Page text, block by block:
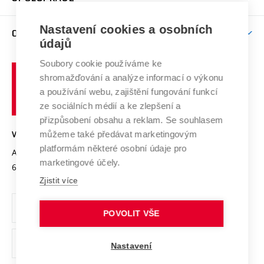
Brno
E-přihláška
Závěrečné práce
Doktorské studium
Studium bez bariér
Podpora podnikání
Mezinárodní vědecká rada
Systém zajišťování kvality výzkumu
Výzkumné infrastruktury
Transfer znalostí
Open Science
Projekty
Projekty ze strukturálních fondů
Specifický výzkum
Zahraniční spolupráce
Spolupráce se školami
Služby univerzity
Mezinárodní dohody
Univerzitní sítě
O UNIVERZITĚ
Profil univerzity
Udržitelná univerzita
Podnikavá univerzita / ContriBUTe
Bezpečná univerzita
Vyznamenání
Organizační struktura
Ochrana osobních údajů
odkaz)
učení
technické
VYSOKÉ UČENÍ TECHNICKÉ V BRNĚ
Antonínská 548/1
602 00 Brno
www.vut.cz
vut@vutbr.cz
Nastavení cookies a osobních
údajů
Soubory cookie používáme ke
shromažďování a analýze informací o výkonu
a používání webu, zajištění fungování funkcí
ze sociálních médií a ke zlepšení a
přizpůsobení obsahu a reklam. Se souhlasem
můžeme také předávat marketingovým
platformám některé osobní údaje pro
marketingové účely.
Zjistit více
POVOLIT VŠE
Nastavení